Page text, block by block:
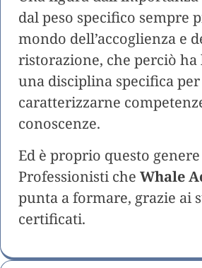
dal peso specifico sempre
mondo dell’accoglienza e
ristorazione, che perciò ha
una disciplina specifica per
caratterizzarne
conoscenze.
Ed è proprio questo
Professionisti che Whale
punta a formare, grazie ai
certificati.